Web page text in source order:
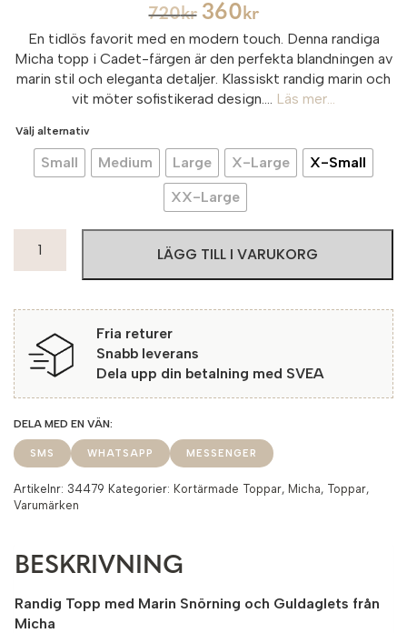
720kr 360 kr
En tidlös favorit med en modern touch. Denna randiga
Micha topp i Cadet-färgen är den perfekta blandningen av
marin stil och eleganta detaljer. Klassiskt randig marin och
vit möter sofistikerad design....
Läs mer...
Välj alternativ
Small Medium Large X-Large
X-Small
XX-Large
Topp
White/Navy
mängd
LÄGG TILL I VARUKORG
Fria returer
Snabb leverans
Dela upp din betalning med SVEA
SMS WHATSAPP MESSENGER
Artikelnr: 34479 Kategorier: Kortärmade Toppar, Micha, Toppar,
Varumärken
BESKRIVNING
Randig Topp med Marin Snörning och Guldaglets från
Micha